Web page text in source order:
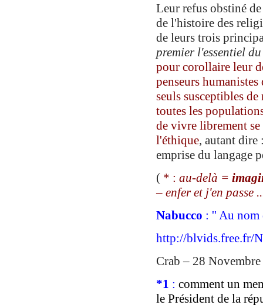
Leur refus obstiné
de l'histoire des
de leurs trois
premier l'essentiel du
pour corollaire leur
penseurs
seuls susceptibles
toutes les
de vivre librement
l'éthique, autant dire
emprise du langage
( * : au-delà =
– enfer et j'en passe
Nabucco : '' Au nom
http://blvids.free.fr/
Crab – 28
*1 : comment un
le Président de la